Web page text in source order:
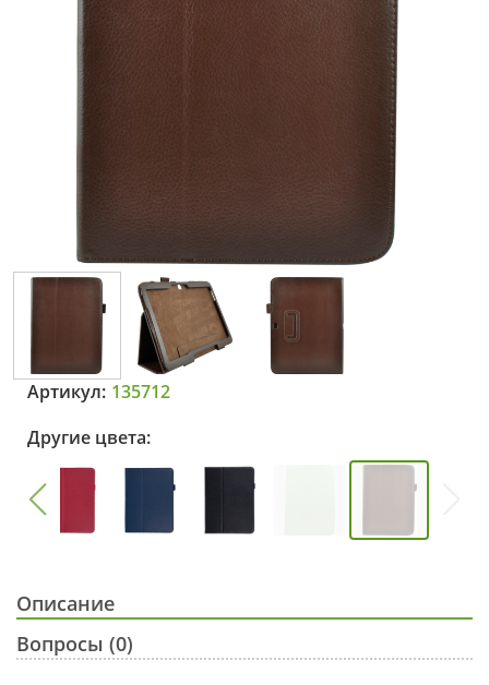
Артикул: 135712
Другие цвета:
Описание
Вопросы (0)